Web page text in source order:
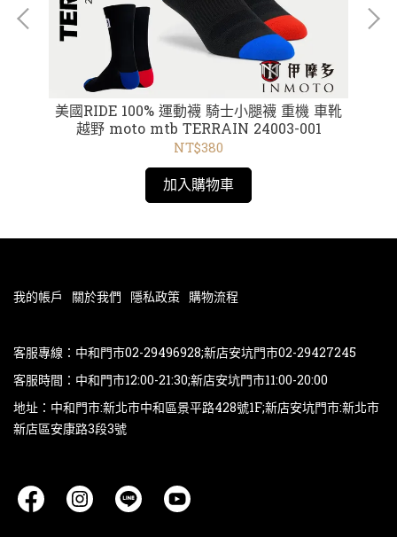
美國RIDE 100% 運動襪 騎士小腿襪 重機 車靴
越野 moto mtb TERRAIN 24003-001
NT$380
加入購物車
我的帳戶 關於我們 隱私政策 購物流程
客服專線：中和門市02-29496928;新店安坑門市02-29427245
客服時間：中和門市12:00-21:30;新店安坑門市11:00-20:00
地址：中和門市:新北市中和區景平路428號1F;新店安坑門市:新北市
新店區安康路3段3號